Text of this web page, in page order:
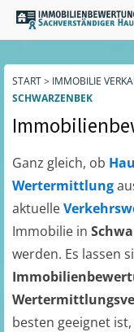
START> IMMOBILIE
SCHWARZENBEK
Ganz gleich, ob
Wertermittlung
aktuelle
Immobilie in
werden. Es lassen
besten geeignet